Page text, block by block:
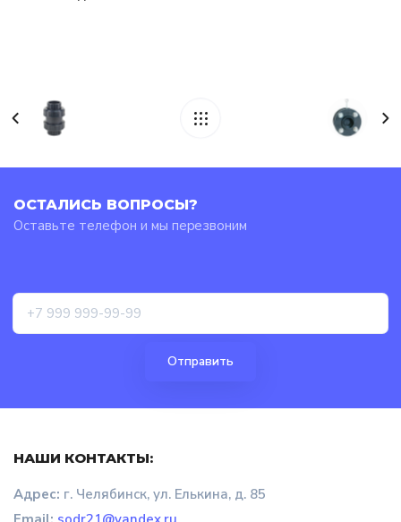
ОСТАЛИСЬ ВОПРОСЫ?
Оставьте телефон и мы перезвоним
НАШИ КОНТАКТЫ:
Адрес: г. Челябинск, ул. Елькина, д. 85